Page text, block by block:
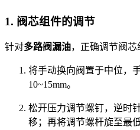
1. 阀芯组件的调节
针对多路阀漏油，正确调节阀芯
将手动换向阀置于中位，
10~15mm。
松开压力调节螺钉，逆时
移；再将调节螺杆旋至最